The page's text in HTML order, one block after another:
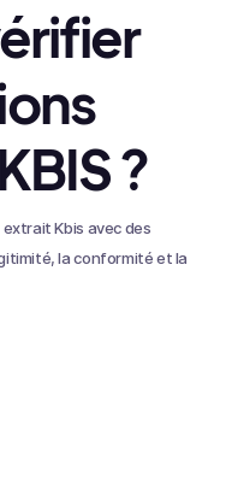
?
Kbis avec des
la conformité et la